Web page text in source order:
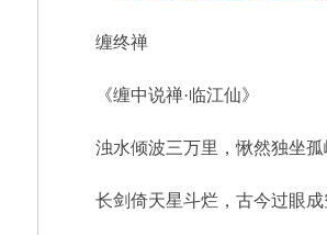
缠终禅
《缠中说禅·临江仙》
浊水倾波三万里，愀然独坐孤
长剑倚天星斗烂，古今过眼成